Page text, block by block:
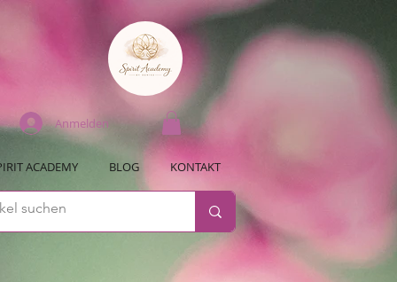
Anmelden
ACADEMY BLOG KONTAKT